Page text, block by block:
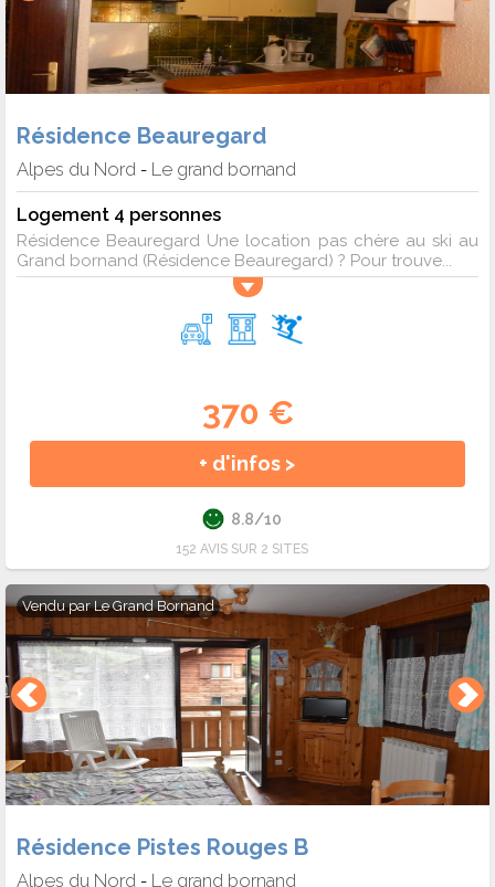
Résidence Beauregard
Alpes du Nord - Le grand bornand
Logement 4 personnes
Résidence Beauregard Une location pas chère au ski au
Grand bornand (Résidence Beauregard) ? Pour trouve...
370 €
+ d'infos >
8.8/10
152 AVIS SUR 2 SITES
Vendu parLe Grand Bornand
Résidence Pistes Rouges B
Alpes du Nord - Le grand bornand